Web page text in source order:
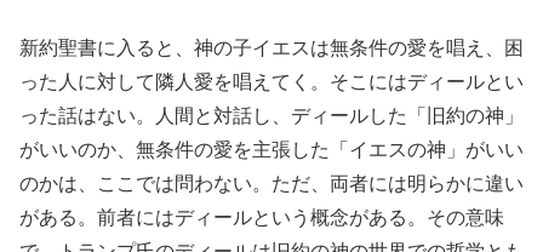
新約聖書に入ると、神の子イエスは無条件の愛を唱え、困
った人に対して隣人愛を唱えてく。そこにはディールとい
った話はない。人間と対話し、ディールした「旧約の神」
がいいのか、無条件の愛を主張した「イエスの神」がいい
のかは、ここでは問わない。ただ、両者には明らかに違い
がある。前者にはディールという概念がある。その意味